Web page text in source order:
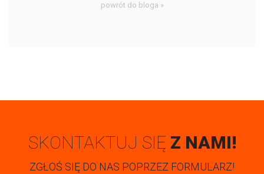
powrót do bloga »
SKONTAKTUJ SIĘ Z NAMI!
ZGŁOŚ SIĘ DO NAS POPRZEZ FORMULARZ!